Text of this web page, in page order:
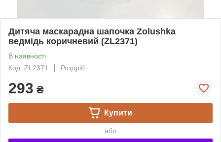
Дитяча маскарадна шапочка Zolushka
ведмідь коричневий (ZL2371)
В наявності
Код: ZL2371
Роздріб
293 ₴
Купити
або